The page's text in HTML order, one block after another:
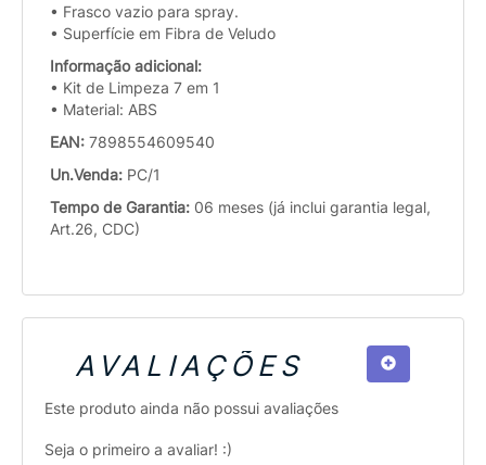
• Frasco vazio para spray.
• Superfície em Fibra de Veludo
Informação adicional:
• Kit de Limpeza 7 em 1
• Material: ABS
EAN: 7898554609540
Un.Venda: PC/1
Tempo de Garantia: 06 meses (já inclui garantia legal,
Art.26, CDC)
AVALIAÇÕES
Este produto ainda não possui avaliações
Seja o primeiro a avaliar! :)